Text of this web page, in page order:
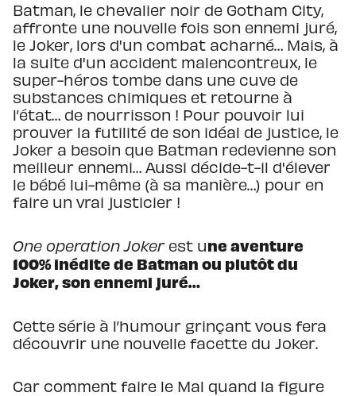
Batman, le chevalier noir de Gotham City,
affronte une nouvelle fois son ennemi juré,
le Joker, lors d'un combat acharné… Mais, à
la suite d'un accident malencontreux, le
super-héros tombe dans une cuve de
substances chimiques et retourne à
l’état… de nourrisson ! Pour pouvoir lui
prouver la futilité de son idéal de justice, le
Joker a besoin que Batman redevienne son
meilleur ennemi… Aussi décide-t-il d'élever
le bébé lui-même (à sa manière…) pour en
faire un vrai justicier !
One operation Jokerest une aventure
100% inédite de Batman ou plutôt du
Joker, son ennemi juré…
Cette série à l’humour grinçant vous fera
découvrir une nouvelle facette du Joker.
Car comment faire le Mal quand la figure